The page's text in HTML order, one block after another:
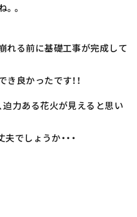
。
れる前に基礎工事が完成して
良かったです！！
迫力ある花火が見えると思い
でしょうか・・・